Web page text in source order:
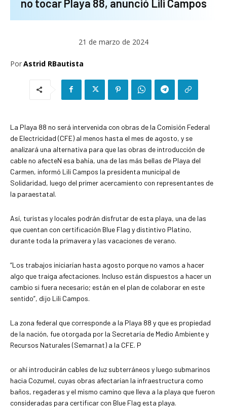
no tocar Playa 88, anunció Lili Campos
21 de marzo de 2024
PorAstrid RBautista
La Playa 88 no será intervenida con obras de la Comisión Federal
de Electricidad (CFE) al menos hasta el mes de agosto, y se
analizará una alternativa para que las obras de introducción de
cable no afecteN esa bahía, una de las más bellas de Playa del
Carmen, informó Lili Campos la presidenta municipal de
Solidaridad, luego del primer acercamiento con representantes de
la paraestatal.
Así, turistas y locales podrán disfrutar de esta playa, una de las
que cuentan con certificación Blue Flag y distintivo Platino,
durante toda la primavera y las vacaciones de verano.
“Los trabajos iniciarían hasta agosto porque no vamos a hacer
algo que traiga afectaciones. Incluso están dispuestos a hacer un
cambio si fuera necesario; están en el plan de colaborar en este
sentido”, dijo Lili Campos.
La zona federal que corresponde a la Playa 88 y que es propiedad
de la nación, fue otorgada por la Secretaría de Medio Ambiente y
Recursos Naturales (Semarnat) a la CFE. P
or ahí introducirán cables de luz subterráneos y luego submarinos
hacia Cozumel, cuyas obras afectarían la infraestructura como
baños, regaderas y el mismo camino que lleva a la playa que fueron
consideradas para certificar con Blue Flag esta playa.